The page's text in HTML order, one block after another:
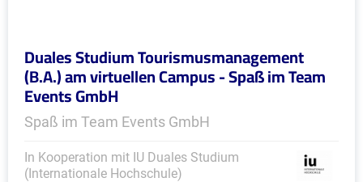
Duales Studium Tourismusmanagement
(B.A.) am virtuellen Campus - Spaß im Team
Events GmbH
Spaß im Team Events GmbH
In Kooperation mit IU Duales Studium
(Internationale Hochschule)